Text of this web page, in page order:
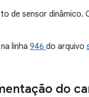
de sensor dinâmico.
linha 946 do arquivo
do